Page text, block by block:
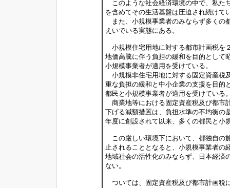
このような社会経済環境の中で、私た
を含めてその生活基盤は圧迫され続けて
また、小規模事業者のみならず多くの
えいでいる実態にある。
小規模住宅用地に対する都市計画税を
地価高騰に伴う負担の緩和を目的として
小規模事業者が適用を受けている。
小規模非住宅用地に対する固定資産税
重な負担の緩和と中小企業の支援を目的
都民と小規模事業者が適用を受けている
商業地等における固定資産税及び都市
下げる減額措置は、負担水準の不均衡の
年度に創設されて以来、多くの都民と小
この厳しい環境下において、都独自の
止されることとなると、小規模事業者の
地域社会の活性化のみならず、日本経済
ない。
ついては、固定資産税及び都市計画税